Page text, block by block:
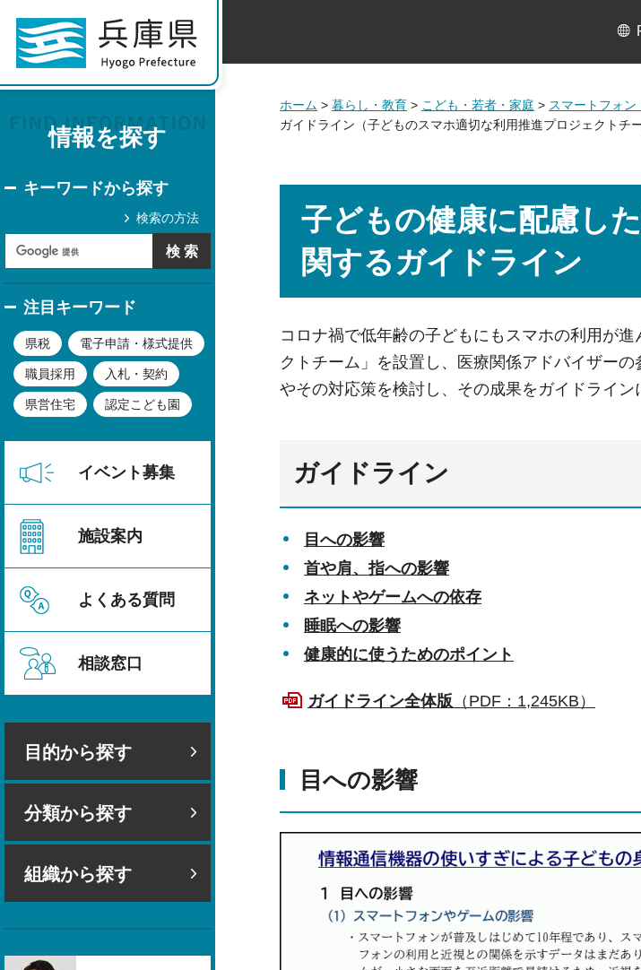
情報を探す
キーワードから探す
検索の方法
注目キーワード
県税 電子申請・様式提供
職員採用 入札・契約
県営住宅 認定こども園
イベント募集
施設案内
よくある質問
相談窓口
目的から探す
分類から探す
組織から探す
ホーム > 暮らし・教育 > こども・若者・家庭 > スマートフォ
ガイドライン（子どものスマホ適切な利用推進プロジェクトチー
子どもの健康に配慮し
関するガイドライン
コロナ禍で低年齢の子どもにもスマホの利用が
クトチーム」を設置し、医療関係アドバイザー
やその対応策を検討し、その成果をガイドライン
ガイドライン
目への影響
首や肩、指への影響
ネットやゲームへの依存
睡眠への影響
健康的に使うためのポイント
ガイドライン全体版 （PDF：1,245KB）
目への影響